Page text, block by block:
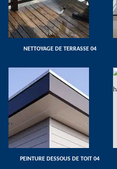
NETTOYAGE DE TERRASSE 04
PEINTURE DESSOUS DE TOIT 04